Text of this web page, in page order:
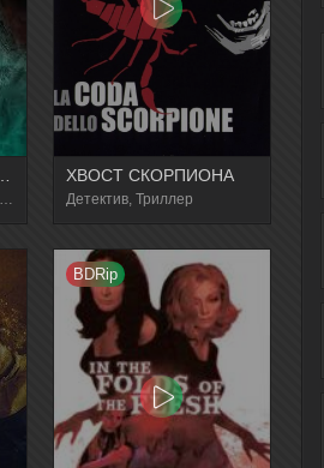
ХВОСТ СКОРПИОНА
Детектив, Триллер
BDRip